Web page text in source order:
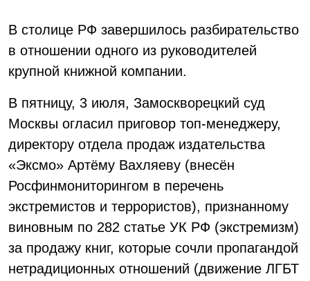
В столице РФ завершилось разбирательство
в отношении одного из руководителей
крупной книжной компании.
В пятницу, 3 июля, Замоскворецкий суд
Москвы огласил приговор топ-менеджеру,
директору отдела продаж издательства
«Эксмо» Артёму Вахляеву (внесён
Росфинмониторингом в перечень
экстремистов и террористов), признанному
виновным по 282 статье УК РФ (экстремизм)
за продажу книг, которые сочли пропагандой
нетрадиционных отношений (движение ЛГБТ